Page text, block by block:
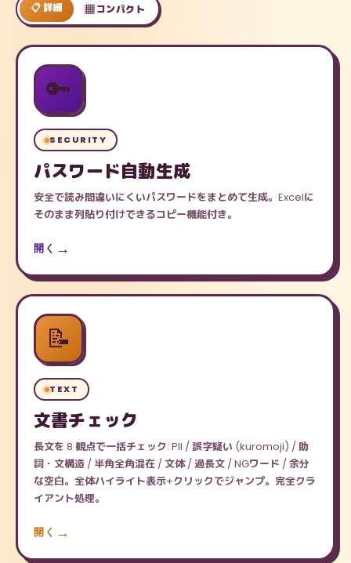
📋 詳細 ▦ コンパクト
🔑
SECURITY
パスワード自動生成
安全で読み間違いにくいパスワードをまとめて生成。Excelに
そのまま列貼り付けできるコピー機能付き。
開く
📝
TEXT
文書チェック
長文を 8 観点で一括チェック: PII / 誤字疑い (kuromoji) / 助
詞・文構造 / 半角全角混在 / 文体 / 過長文 / NGワード / 余分
な空白。全体ハイライト表示+クリックでジャンプ。完全クラ
イアント処理。
開く